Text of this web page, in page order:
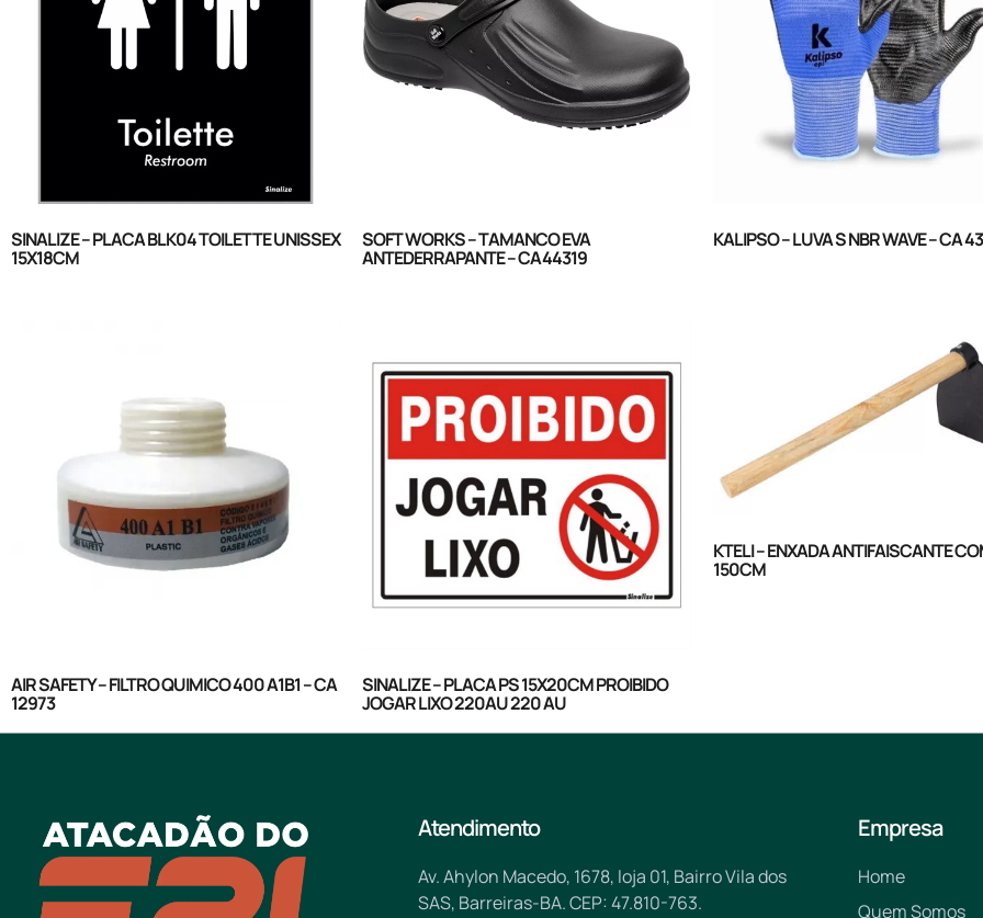
SINALIZE – PLACA BLK04 TOILETTE UNISSEX
15X18CM
SOFT WORKS – TAMANCO EVA
ANTEDERRAPANTE – CA44319
KALIPSO – LUVA S NBR WAVE – CA
AIR SAFETY – FILTRO QUIMICO 400 A1B1 – CA
12973
SINALIZE – PLACA PS 15X20CM PROIBIDO
JOGAR LIXO 220AU 220 AU
KTELI – ENXADA ANTIFAISCANTE
150CM
Atendimento
Av. Ahylon Macedo, 1678, loja 01, Bairro Vila dos
SAS, Barreiras-BA. CEP: 47.810-763.
Empresa
Home
Quem Somos